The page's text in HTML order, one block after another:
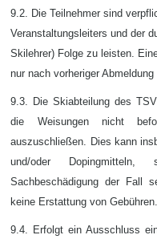
9.2. Die Teilnehmer sind
Veranstaltungsleiters und der
Skilehrer) Folge zu leisten.
nur nach vorheriger
9.3. Die Skiabteilung des
die Weisungen nicht
auszuschließen. Dies kann
und/oder
Sachbeschädigung der Fall
keine Erstattung von Gebühren.
9.4. Erfolgt ein Ausschluss